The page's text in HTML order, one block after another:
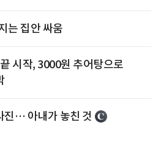
는 집안 싸움
시작, 3000원 추어탕으로
진… 아내가 놓친 것